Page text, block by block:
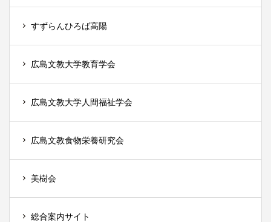
すずらんひろば高陽
広島文教大学教育学会
広島文教大学人間福祉学会
広島文教食物栄養研究会
美樹会
総合案内サイト